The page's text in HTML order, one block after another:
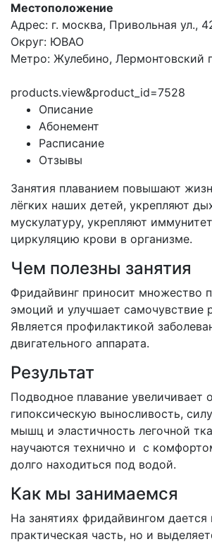
Местоположение
Адрес: г. москва, Привольная ул.,
Округ: ЮВАО
Метро: Жулебино, Лермонтовский
products.view&product_id=7528
Описание
Абонемент
Расписание
Отзывы
Занятия плаванием повышают
лёгких наших детей, укрепляют
мускулатуру, укрепляют
циркуляцию крови в организме.
Чем полезны занятия
Фридайвинг приносит множество
эмоций и улучшает самочувствие
Является профилактикой
двигательного аппарата.
Результат
Подводное плавание увеличивает
гипоксическую выносливость,
мышц и эластичность легочной
научаются технично и с
долго находиться под водой.
Как мы занимаемся
На занятиях фридайвингом дается
практическая часть, но и